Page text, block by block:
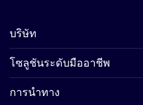
บริษัท
โซลูชันระดับมืออาชีพ
การนำทาง